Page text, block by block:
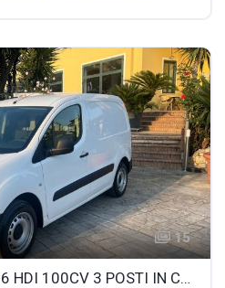
15
PEUGEOT PARTNER 1.6 HDI 100CV 3 POSTI IN CABINA